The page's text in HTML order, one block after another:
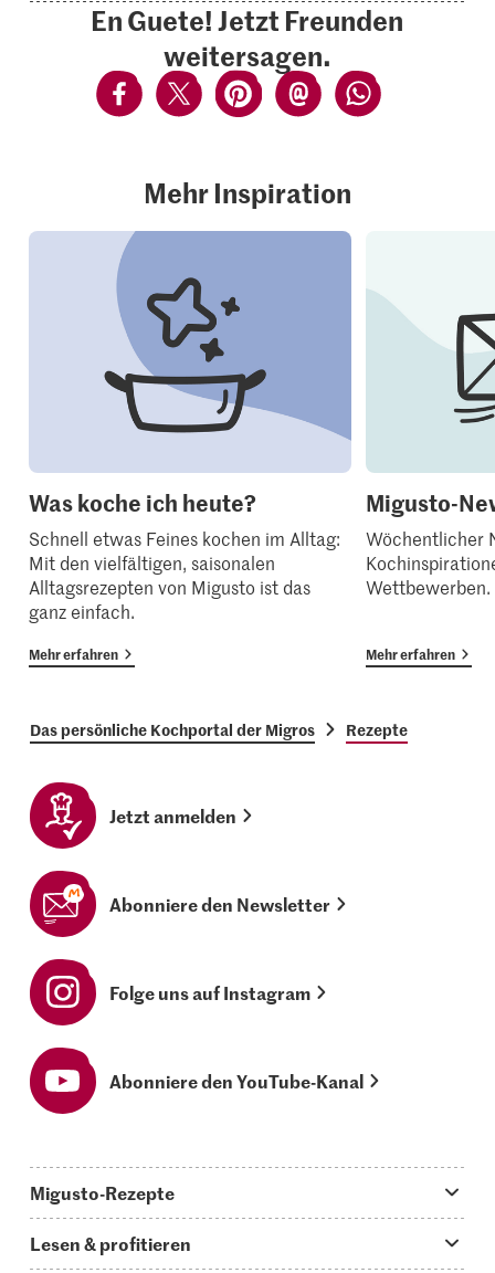
En Guete! Jetzt Freunden
weitersagen.
Mehr Inspiration
Was koche ich heute?
Schnell etwas Feines kochen im Alltag:
Mit den vielfältigen, saisonalen
Alltagsrezepten von Migusto ist das
ganz einfach.
Mehr erfahren
Migusto-
Wöchentlicher
Wettbewerben.
Mehr erfahren
Das persönliche Kochportal der Migros Rezepte
Jetzt anmelden
Abonniere den Newsletter
Folge uns auf Instagram
Abonniere den YouTube-Kanal
Migusto-Rezepte
Lesen & profitieren